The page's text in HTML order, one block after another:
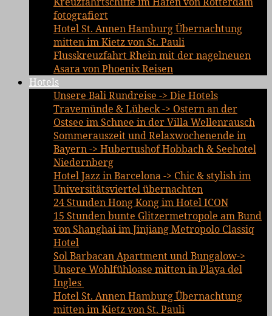
fotografiert
Hotel St. Annen Hamburg Übernachtung
mitten im Kietz von St. Pauli
Flusskreuzfahrt Rhein mit der nagelneuen
Asara von Phoenix Reisen
Hotels
Unsere Bali Rundreise -> Die Hotels
Travemünde & Lübeck -> Ostern an der
Ostsee im Schnee in der Villa Wellenrausch
Sommerauszeit und Relaxwochenende in
Bayern -> Hubertushof Hobbach & Seehotel
Niedernberg
Hotel Jazz in Barcelona -> Chic & stylish im
Universitätsviertel übernachten
24 Stunden Hong Kong im Hotel ICON
15 Stunden bunte Glitzermetropole am Bund
von Shanghai im Jinjiang Metropolo Classiq
Hotel
Sol Barbacan Apartment und Bungalow->
Unsere Wohlfühloase mitten in Playa del
Ingles
Hotel St. Annen Hamburg Übernachtung
mitten im Kietz von St. Pauli